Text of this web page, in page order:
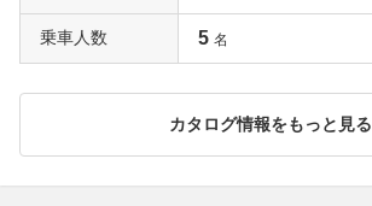
乗車人数 5 名
カタログ情報をもっと見る